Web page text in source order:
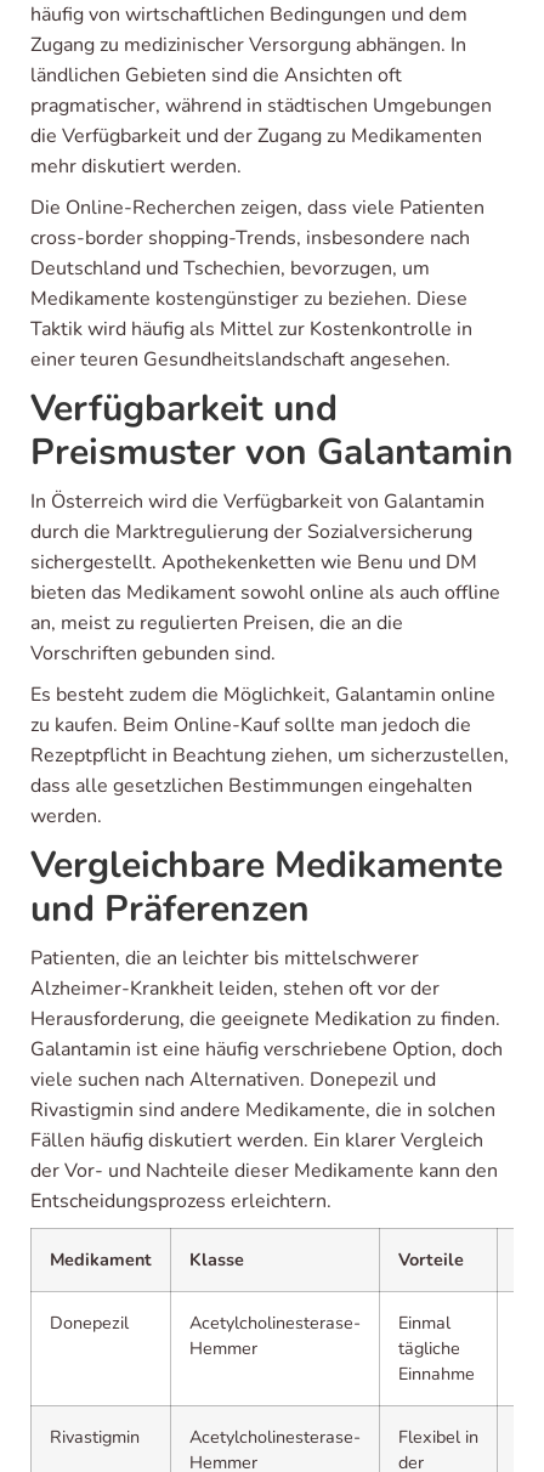
häufig von wirtschaftlichen Bedingungen und dem
Zugang zu medizinischer Versorgung abhängen. In
ländlichen Gebieten sind die Ansichten oft
pragmatischer, während in städtischen Umgebungen
die Verfügbarkeit und der Zugang zu Medikamenten
mehr diskutiert werden.
Die Online-Recherchen zeigen, dass viele Patienten
cross-border shopping-Trends, insbesondere nach
Deutschland und Tschechien, bevorzugen, um
Medikamente kostengünstiger zu beziehen. Diese
Taktik wird häufig als Mittel zur Kostenkontrolle in
einer teuren Gesundheitslandschaft angesehen.
Verfügbarkeit und
Preismuster von Galantamin
In Österreich wird die Verfügbarkeit von Galantamin
durch die Marktregulierung der Sozialversicherung
sichergestellt. Apothekenketten wie Benu und DM
bieten das Medikament sowohl online als auch offline
an, meist zu regulierten Preisen, die an die
Vorschriften gebunden sind.
Es besteht zudem die Möglichkeit, Galantamin online
zu kaufen. Beim Online-Kauf sollte man jedoch die
Rezeptpflicht in Beachtung ziehen, um sicherzustellen,
dass alle gesetzlichen Bestimmungen eingehalten
werden.
Vergleichbare Medikamente
und Präferenzen
Patienten, die an leichter bis mittelschwerer
Alzheimer-Krankheit leiden, stehen oft vor der
Herausforderung, die geeignete Medikation zu finden.
Galantamin ist eine häufig verschriebene Option, doch
viele suchen nach Alternativen. Donepezil und
Rivastigmin sind andere Medikamente, die in solchen
Fällen häufig diskutiert werden. Ein klarer Vergleich
der Vor- und Nachteile dieser Medikamente kann den
Entscheidungsprozess erleichtern.
Medikament Klasse Vorteile
Donepezil
Acetylcholinesterase-
Hemmer
Einmal
tägliche
Einnahme
Rivastigmin
Acetylcholinesterase-
Hemmer
Flexibel in
der